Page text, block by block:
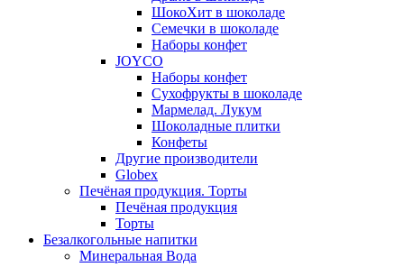
ШокоХит в шоколаде
Семечки в шоколаде
Наборы конфет
JOYCO
Наборы конфет
Сухофрукты в шоколаде
Мармелад. Лукум
Шоколадные плитки
Конфеты
Другие производители
Globex
Печёная продукция. Торты
Печёная продукция
Торты
Безалкогольные напитки
Минеральная Вода